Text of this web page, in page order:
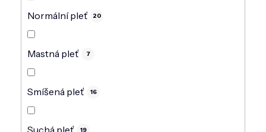
Normální pleť 20
Mastná pleť 7
Smíšená pleť 16
19